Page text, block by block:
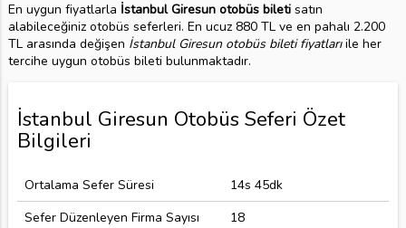
En uygun fiyatlarla İstanbul Giresun otobüs biletisatın
alabileceğiniz otobüs seferleri. En ucuz 880 TL ve en pahalı 2.200
TL arasında değişen İstanbul Giresun otobüs bileti fiyatlarıile her
tercihe uygun otobüs bileti bulunmaktadır.
İstanbul Giresun Otobüs Seferi Özet
Bilgileri
Ortalama Sefer Süresi
14s 45dk
Sefer Düzenleyen Firma Sayısı
18